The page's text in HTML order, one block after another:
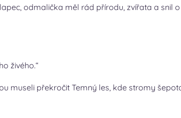
odmalička měl rád přírodu, zvířata a snil
živého.“
museli překročit Temný les, kde stromy